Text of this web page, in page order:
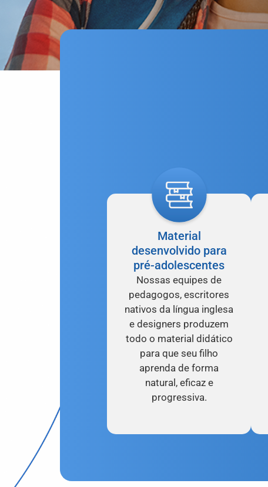
Material
desenvolvido para
pré-adolescentes
Nossas equipes de
pedagogos, escritores
nativos da língua inglesa
e designers produzem
todo o material didático
para que seu filho
aprenda de forma
natural, eficaz e
progressiva.